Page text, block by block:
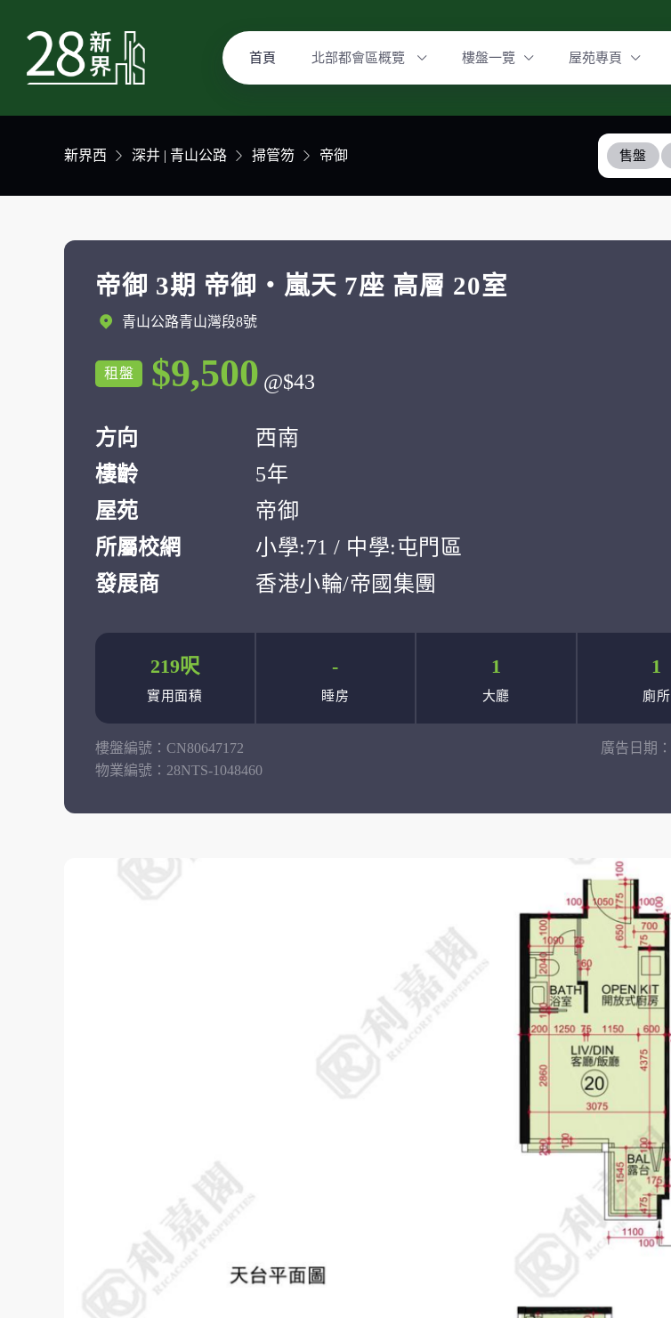
首頁 北部都會區概覽 樓盤一覽 屋苑專頁
新界西 深井 | 青山公路 掃管笏 帝御 售盤
帝御 3期 帝御‧嵐天 7座 高層 20室
青山公路青山灣段8號
租盤 $9,500 @$43
方向
西南
樓齡
5年
屋苑
帝御
所屬校網
小學:71 / 中學:屯門區
發展商
香港小輪/帝國集團
219呎
實用面積
-
睡房
1
大廳
1
廁所
樓盤編號： CN80647172
物業編號： 28NTS-1048460
廣告日期：